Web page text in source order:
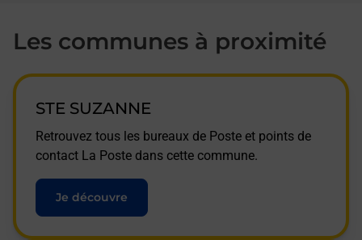
Les communes à proximité
STE SUZANNE
Retrouvez tous les bureaux de Poste et points de
contact La Poste dans cette commune.
Je découvre